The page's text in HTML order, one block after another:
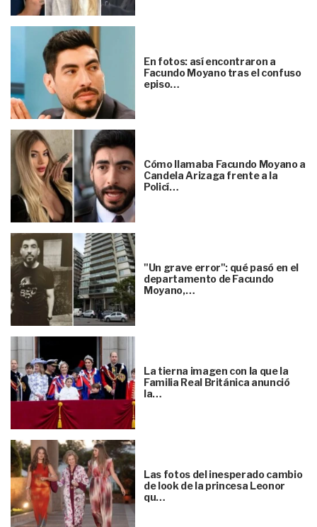
En fotos: así encontraron a
Facundo Moyano tras el confuso
episo…
Cómo llamaba Facundo Moyano a
Candela Arizaga frente a la
Policí…
"Un grave error": qué pasó en el
departamento de Facundo
Moyano,…
La tierna imagen con la que la
Familia Real Británica anunció
la…
Las fotos del inesperado cambio
de look de la princesa Leonor
qu…